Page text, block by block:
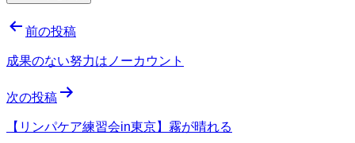
投
稿
ビ
ゲ
前の投稿
成果のない努力はノーカウント
次の投稿
【リンパケア練習会in東京】霧が晴れる